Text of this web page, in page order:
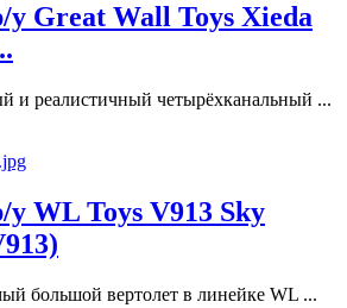
у Great Wall Toys Xieda
и реалистичный четырёхканальный ...
у WL Toys V913 Sky
большой вертолет в линейке WL ...